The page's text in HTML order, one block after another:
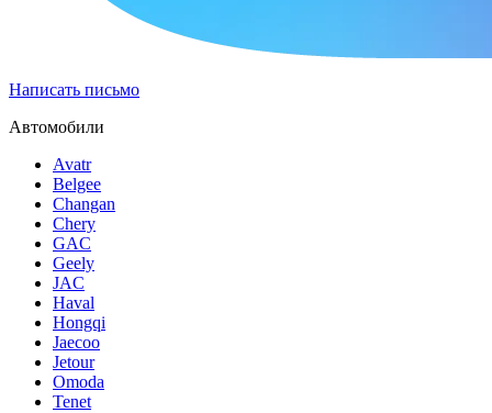
Написать письмо
Автомобили
Avatr
Belgee
Changan
Chery
GAC
Geely
JAC
Haval
Hongqi
Jaecoo
Jetour
Omoda
Tenet